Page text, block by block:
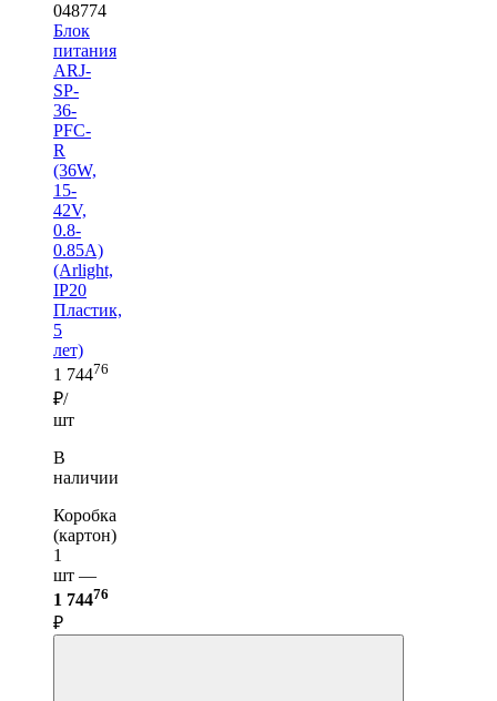
048774
Блок
питания
ARJ-
SP-
36-
PFC-
R
(36W,
15-
42V,
0.8-
0.85A)
(Arlight,
IP20
Пластик,
5
лет)
1 74476
₽/
шт
В
наличии
Коробка
(картон)
1
шт —
1 74476
₽